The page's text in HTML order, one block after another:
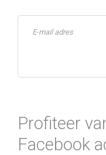
Profiteer
Facebook